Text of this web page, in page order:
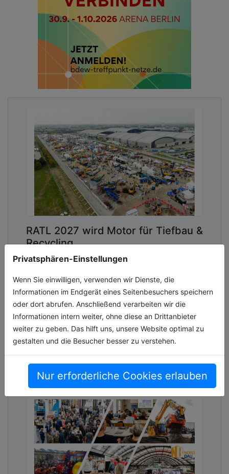
Privatsphären-Einstellungen
Wenn Sie einwilligen, verwenden wir Dienste, die
Informationen im Endgerät eines Seitenbesuchers speichern
oder dort abrufen. Anschließend verarbeiten wir die
Informationen intern weiter, ohne diese an Drittanbieter
weiter zu geben. Das hilft uns, unsere Website optimal zu
gestalten und die Besucher besser zu verstehen.
Nur erforderliche Cookies erlauben
RATL 2027 wird Motor für Tiefbau &
Recycling
Das kompakte Format der
TiefbauLIVE (RATL) mit klarem Fokus auf
Bau, Abbruch und Recycling bietet
Ausstellenden und Besuche[...]
10.06.2026, Lesezeit ca. 3 Minuten
events